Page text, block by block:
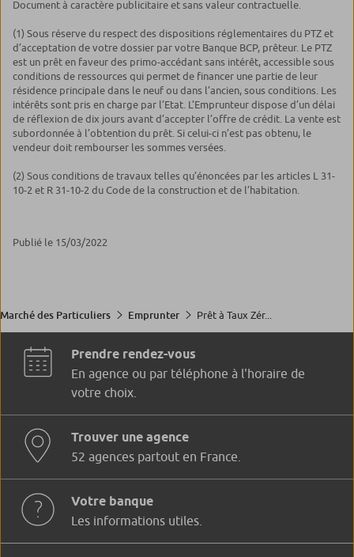
Document à caractère publicitaire et sans valeur contractuelle.
(1) Sous réserve du respect des dispositions réglementaires du PTZ et
d’acceptation de votre dossier par votre Banque BCP, prêteur. Le PTZ
est un prêt en faveur des primo-accédant sans intérêt, accessible sous
conditions de ressources qui permet de financer une partie de leur
résidence principale dans le neuf ou dans l’ancien, sous conditions. Les
intérêts sont pris en charge par l’Etat. L’Emprunteur dispose d’un délai
de réflexion de dix jours avant d’accepter l’offre de crédit. La vente est
subordonnée à l’obtention du prêt. Si celui-ci n’est pas obtenu, le
vendeur doit rembourser les sommes versées.
(2) Sous conditions de travaux telles qu’énoncées par les articles L 31-
10-2 et R 31-10-2 du Code de la construction et de l’habitation.
Publié le 15/03/2022
Marché des Particuliers Emprunter Prêt à Taux Zér...
Prendre rendez-vous
En agence ou par téléphone à l'horaire de
votre choix.
Trouver une agence
52 agences partout en France.
Votre banque
Les informations utiles.